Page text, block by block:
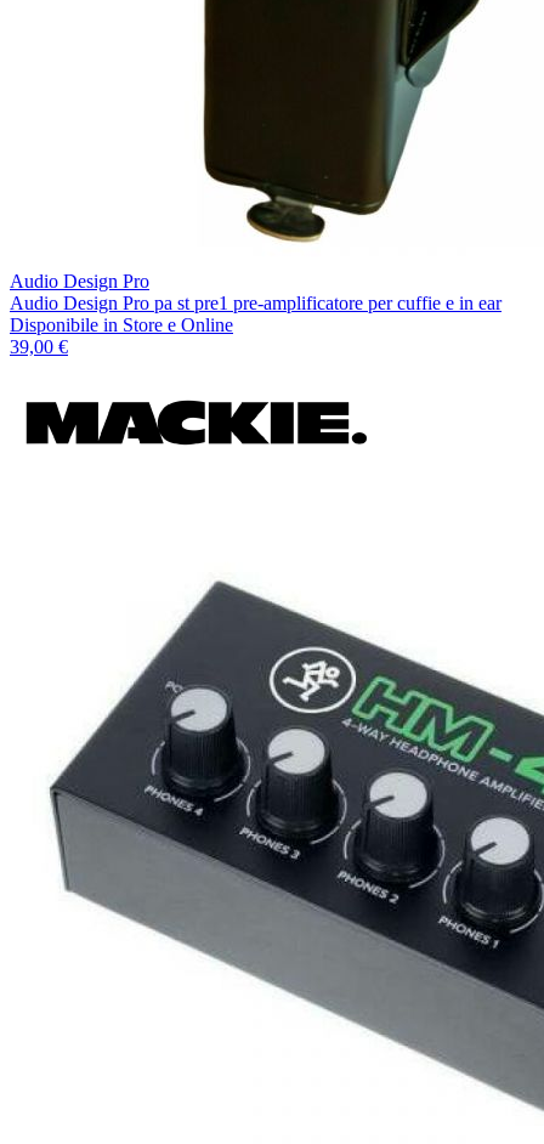
Audio Design Pro
Audio Design Pro pa st pre1 pre-amplificatore per cuffie e in ear
Disponibile in Store e Online
39,00 €